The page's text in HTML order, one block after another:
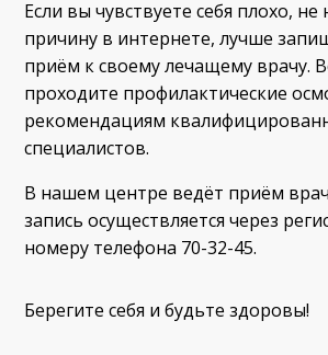
Если вы чувствуете себя плохо,
причину в интернете, лучше
приём к своему лечащему врачу.
проходите профилактические
рекомендациям
специалистов.
В нашем центре ведёт приём
запись осуществляется через
номеру телефона 70-32-45.
Берегите себя и будьте здоровы!